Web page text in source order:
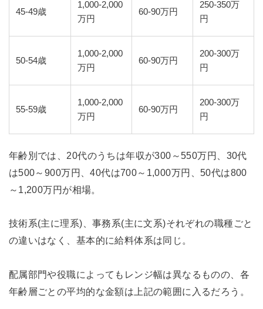
45-49歳
1,000-2,000
万円
60-90万円
250-350万
円
50-54歳
1,000-2,000
万円
60-90万円
200-300万
円
55-59歳
1,000-2,000
万円
60-90万円
200-300万
円
年齢別では、20代のうちは年収が300～550万円、30代
は500～900万円、40代は700～1,000万円、50代は800
～1,200万円が相場。
技術系(主に理系)、事務系(主に文系)それぞれの職種ごと
の違いはなく、基本的に給料体系は同じ。
配属部門や役職によってもレンジ幅は異なるものの、各
年齢層ごとの平均的な金額は上記の範囲に入るだろう。